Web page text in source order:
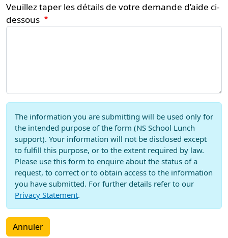
Veuillez taper les détails de votre demande d’aide ci-
dessous
The information you are submitting will be used only for
the intended purpose of the form (NS School Lunch
support). Your information will not be disclosed except
to fulfill this purpose, or to the extent required by law.
Please use this form to enquire about the status of a
request, to correct or to obtain access to the information
you have submitted. For further details refer to our
Privacy Statement.
Annuler